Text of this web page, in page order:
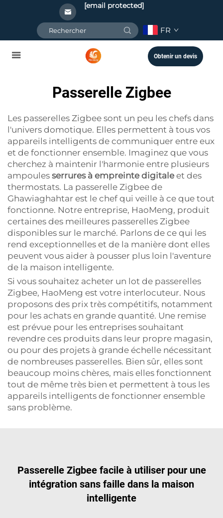
[email protected]
FR
Obtenir un devis
Passerelle Zigbee
Les passerelles Zigbee sont un peu les chefs dans
l'univers domotique. Elles permettent à tous vos
appareils intelligents de communiquer entre eux
et de fonctionner ensemble. Imaginez que vous
cherchez à maintenir l'harmonie entre plusieurs
ampoules serrures à empreinte digitale et des
thermostats. La passerelle Zigbee de
Ghawiaghahtar est le chef qui veille à ce que tout
fonctionne. Notre entreprise, HaoMeng, produit
certaines des meilleures passerelles Zigbee
disponibles sur le marché. Parlons de ce qui les
rend exceptionnelles et de la manière dont elles
peuvent vous aider à pousser plus loin l'aventure
de la maison intelligente.
Si vous souhaitez acheter un lot de passerelles
Zigbee, HaoMeng est votre interlocuteur. Nous
proposons des prix très compétitifs, notamment
pour les achats en grande quantité. Une remise
est prévue pour les entreprises souhaitant
revendre ces produits dans leur propre magasin,
ou pour des projets à grande échelle nécessitant
de nombreuses passerelles. Bien sûr, elles sont
beaucoup moins chères, mais elles fonctionnent
tout de même très bien et permettent à tous les
appareils intelligents de fonctionner ensemble
sans problème.
Passerelle Zigbee facile à utiliser pour une
intégration sans faille dans la maison
intelligente